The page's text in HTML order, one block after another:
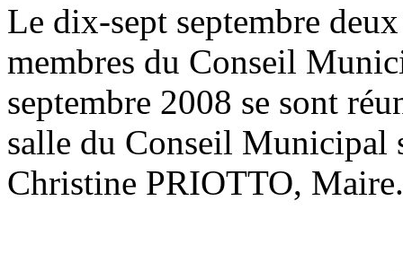
Le dix-sept septembre
membres du Conseil
septembre 2008 se sont
salle du Conseil Municipal
Christine PRIOTTO, Maire.